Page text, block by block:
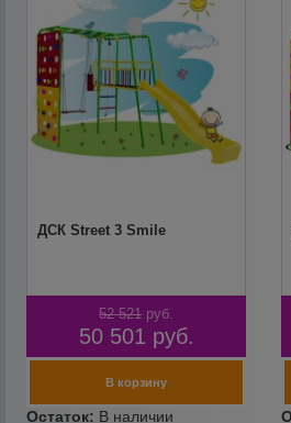
ДСК Street 3 Smile
52 521 руб.
50 501 руб.